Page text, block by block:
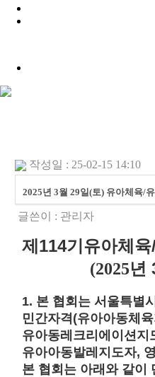
작성일 : 25-02-15 14:10
2025년 3월 29일(토) 유아체육/
글쓴이 : 관리자
제114기 유아체육
(2025년
1. 본 협회는 서울특별
민간자격 (유아아동체
유아동레크리에이션지
유아아동발레지도자,
본 협회는 아래와 같이